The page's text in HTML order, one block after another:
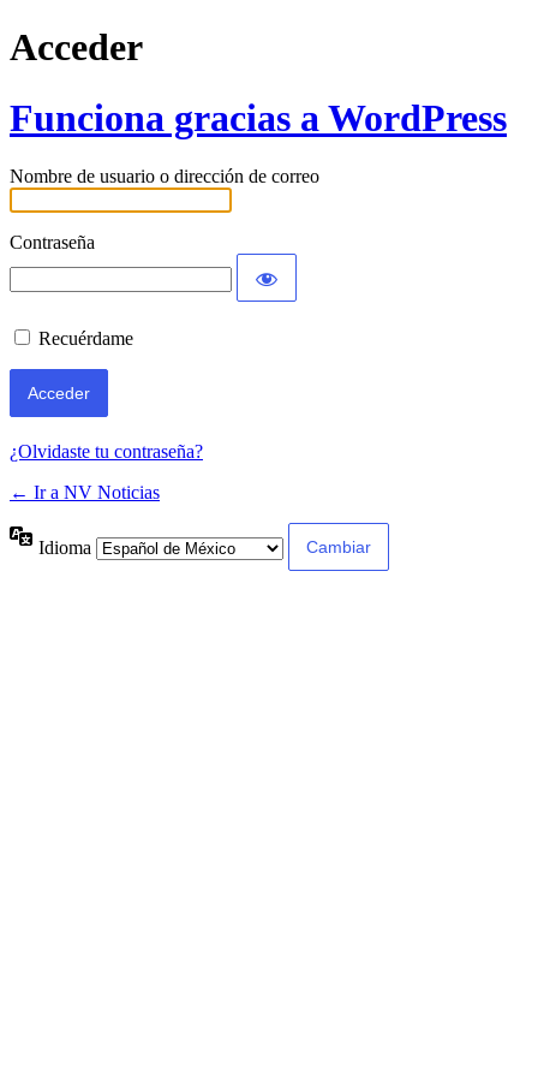
Acceder
Funciona gracias a WordPress
Nombre de usuario o dirección de correo
Contraseña
Recuérdame
¿Olvidaste tu contraseña?
← Ir a NV Noticias
Idioma